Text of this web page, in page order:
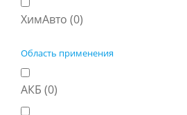
ХимАвто (0)
Область применения
АКБ (0)